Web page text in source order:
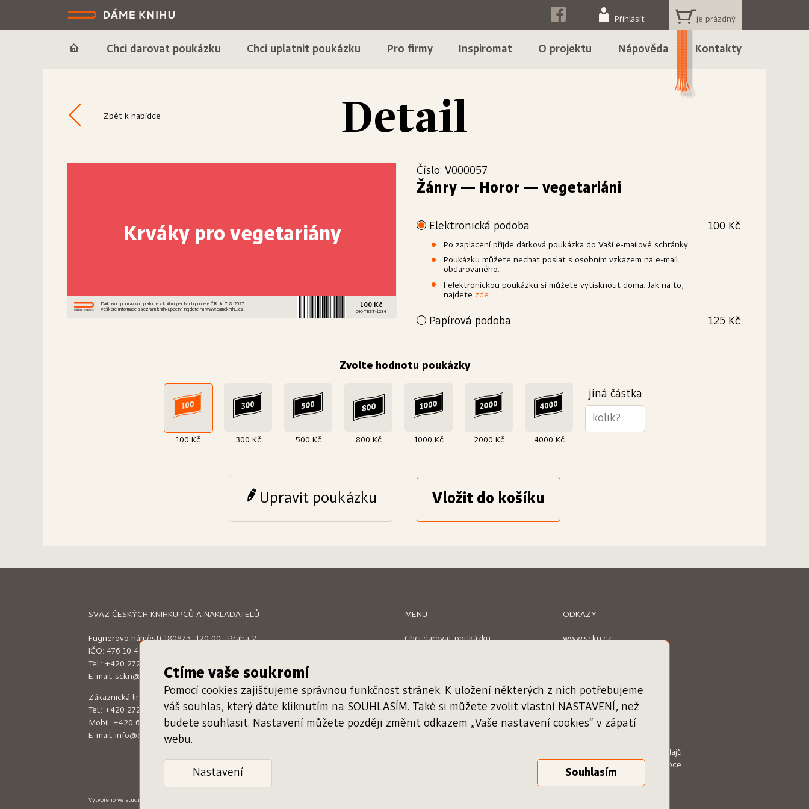
Přihlásit
Chci darovat poukázku Chci uplatnit poukázku Pro firmy Inspiromat O projektu Nápověda Kontakty
KOŠÍK
Zpět k nabídce Detail
Číslo: V000057
Žánry — Horor — vegetariáni
Krváky pro vegetariány
Dárkovou poukázku uplatníte v knihkupectvích po celé ČR do 7. 8. 2027.
Veškeré informace a seznam knihkupectví najdete na www.dameknihu.cz.
100 Kč
DK-TEST-1234
Elektronická podoba 100 Kč
Po zaplacení přijde dárková poukázka do Vaší e-mailové schránky.
Poukázku můžete nechat poslat s osobním vzkazem na e-mail
obdarovaného.
I elektronickou poukázku si můžete vytisknout doma. Jak na to,
najdete zde
Papírová podoba 125 Kč
obdarovanému.
Zvolte hodnotu poukázky
100 Kč 300 Kč 500 Kč 800 Kč 1000 Kč 2000 Kč 4000 Kč
jiná částka
Upravit poukázku
SVAZ ČESKÝCH KNIHKUPCŮ A NAKLADATELŮ
Fügnerovo náměstí 1808/3, 120 00 Praha 2
IČO: 476 10 492
Tel.: +420 272 660 644
E-mail: sckn@sckn.cz
Zákaznická linka (9:00 - 16:00)
Tel.: +420 272 660 644
Mobil: +420 604 200 597
E-mail: info@dameknihu.cz
MENU
Chci darovat poukázku
Nápověda
Kontakty
Registrace knihkupce
ODKAZY
www.sckn.cz
www.cenajirihoortena.cz
www.ceskeknihy.cz
časopis Knižní novinky
Zásady ochrany osobních údajů
Podmínky služby pro knihkupce
Vaše nastavení cookies
Vytvořeno ve studiu
Ctíme vaše soukromí
Pomocí cookies zajišťujeme správnou funkčnost stránek. K uložení některých z nich potřebujeme
váš souhlas, který dáte kliknutím na SOUHLASÍM. Také si můžete zvolit vlastní NASTAVENÍ, než
budete souhlasit. Nastavení můžete později změnit odkazem „Vaše nastavení cookies“ v zápatí
webu.
Nastavení